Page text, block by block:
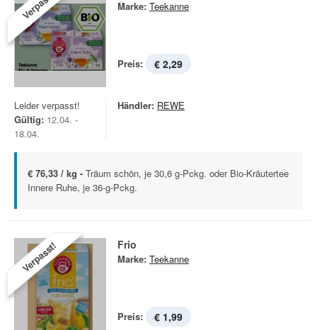
Marke: Teekanne
Preis: € 2,29
Leider verpasst!
Gültig: 12.04. -
18.04.
Händler: REWE
€ 76,33 / kg - Träum schön, je 30,6 g-Pckg. oder Bio-Kräutertee
Innere Ruhe, je 36-g-Pckg.
Verpasst! Frio
Marke: Teekanne
Preis: € 1,99